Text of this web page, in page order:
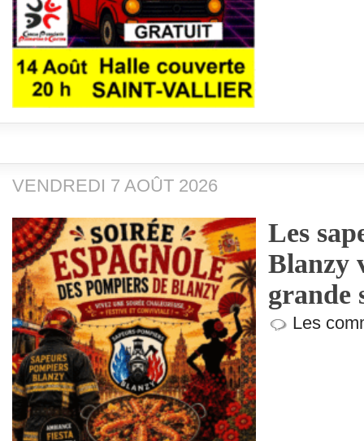
VENDREDI 7 AOÛT 2026
Les
Blanzy
grande
Les